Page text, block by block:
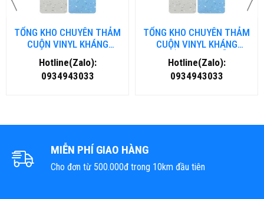
TỔNG KHO CHUYÊN THẢM
CUỘN VINYL KHÁNG
KHUẨN TẠI NHA TRANG
Hotline(Zalo):
0934943033
TỔNG KHO CHUYÊN THẢM
CUỘN VINYL KHÁNG
KHUẨN TẠI ĐÀ NẴNG
Hotline(Zalo):
0934943033
MIỄN PHÍ GIAO HÀNG
Cho đơn từ 500.000đ trong 10km đầu tiên